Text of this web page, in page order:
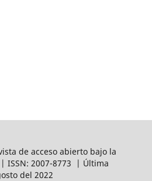
de acceso abierto bajo la
| ISSN: 2007-8773 | Última
del 2022